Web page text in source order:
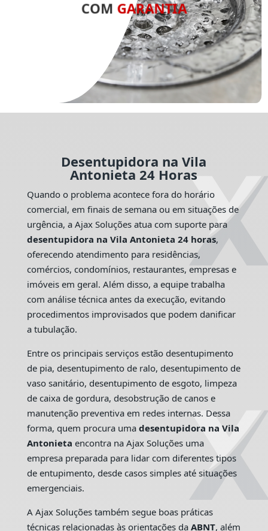
COM GARANTIA
Desentupidora na Vila
Antonieta 24 Horas
Quando o problema acontece fora do horário
comercial, em finais de semana ou em situações de
urgência, a Ajax Soluções atua com suporte para
desentupidora na Vila Antonieta 24 horas,
oferecendo atendimento para residências,
comércios, condomínios, restaurantes, empresas e
imóveis em geral. Além disso, a equipe trabalha
com análise técnica antes da execução, evitando
procedimentos improvisados que podem danificar
a tubulação.
Entre os principais serviços estão desentupimento
de pia, desentupimento de ralo, desentupimento de
vaso sanitário, desentupimento de esgoto, limpeza
de caixa de gordura, desobstrução de canos e
manutenção preventiva em redes internas. Dessa
forma, quem procura uma desentupidora na Vila
Antonieta encontra na Ajax Soluções uma
empresa preparada para lidar com diferentes tipos
de entupimento, desde casos simples até situações
emergenciais.
A Ajax Soluções também segue boas práticas
técnicas relacionadas às orientações da ABNT, além